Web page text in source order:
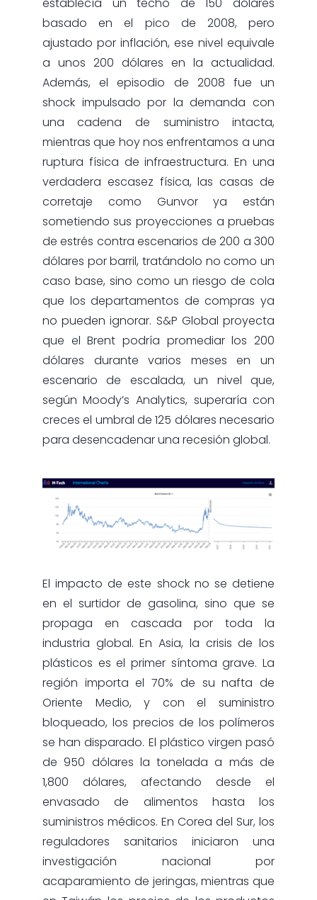
establecía un techo de 150 dólares
basado en el pico de 2008, pero
ajustado por inflación, ese nivel equivale
a unos 200 dólares en la actualidad.
Además, el episodio de 2008 fue un
shock impulsado por la demanda con
una cadena de suministro intacta,
mientras que hoy nos enfrentamos a una
ruptura física de infraestructura. En una
verdadera escasez física, las casas de
corretaje como Gunvor ya están
sometiendo sus proyecciones a pruebas
de estrés contra escenarios de 200 a 300
dólares por barril, tratándolo no como un
caso base, sino como un riesgo de cola
que los departamentos de compras ya
no pueden ignorar. S&P Global proyecta
que el Brent podría promediar los 200
dólares durante varios meses en un
escenario de escalada, un nivel que,
según Moody’s Analytics, superaría con
creces el umbral de 125 dólares necesario
para desencadenar una recesión global.
El impacto de este shock no se detiene
en el surtidor de gasolina, sino que se
propaga en cascada por toda la
industria global. En Asia, la crisis de los
plásticos es el primer síntoma grave. La
región importa el 70% de su nafta de
Oriente Medio, y con el suministro
bloqueado, los precios de los polímeros
se han disparado. El plástico virgen pasó
de 950 dólares la tonelada a más de
1,800 dólares, afectando desde el
envasado de alimentos hasta los
suministros médicos. En Corea del Sur, los
reguladores sanitarios iniciaron una
investigación nacional por
acaparamiento de jeringas, mientras que